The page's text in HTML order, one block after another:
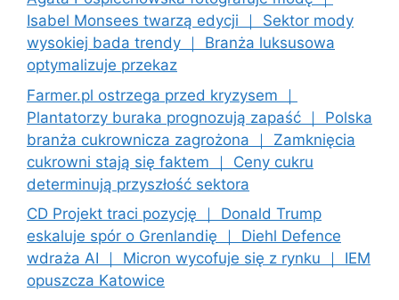
Isabel Monsees twarzą edycji ｜ Sektor mody
wysokiej bada trendy ｜ Branża luksusowa
optymalizuje przekaz
Farmer.pl ostrzega przed kryzysem ｜
Plantatorzy buraka prognozują zapaść ｜ Polska
branża cukrownicza zagrożona ｜ Zamknięcia
cukrowni stają się faktem ｜ Ceny cukru
determinują przyszłość sektora
CD Projekt traci pozycję ｜ Donald Trump
eskaluje spór o Grenlandię ｜ Diehl Defence
wdraża AI ｜ Micron wycofuje się z rynku ｜ IEM
opuszcza Katowice